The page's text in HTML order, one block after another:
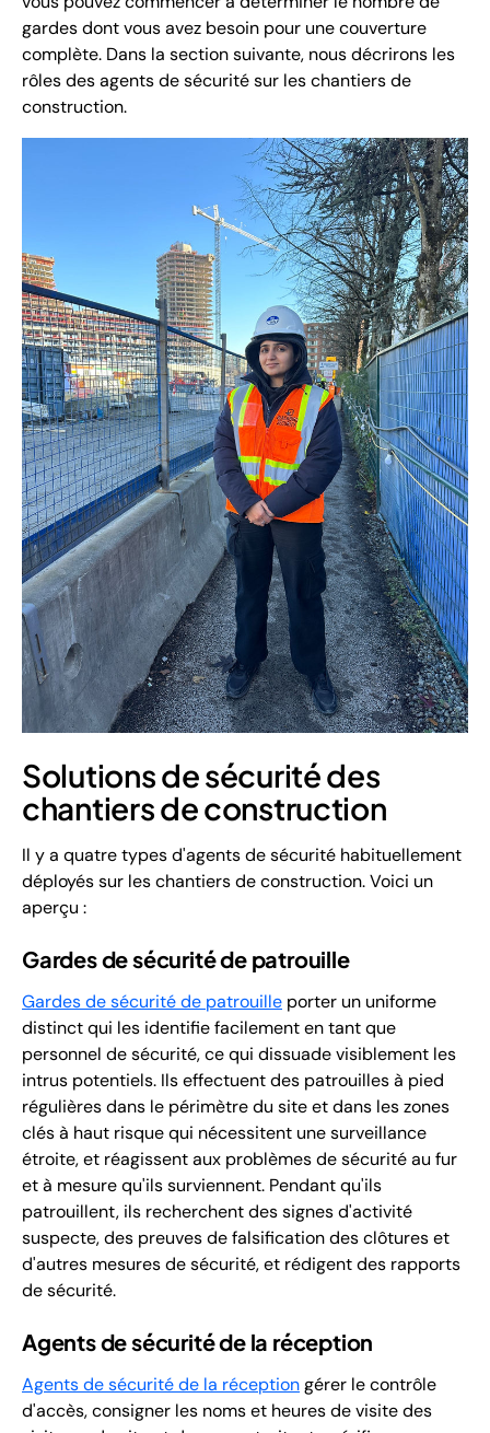
gardes dont vous avez besoin pour une couverture
complète. Dans la section suivante, nous décrirons les
rôles des agents de sécurité sur les chantiers de
construction.
Solutions de sécurité des
chantiers de construction
Il y a quatre types d'agents de sécurité habituellement
déployés sur les chantiers de construction. Voici un
aperçu :
Gardes de sécurité de patrouille
Gardes de sécurité de patrouille porter un uniforme
distinct qui les identifie facilement en tant que
personnel de sécurité, ce qui dissuade visiblement les
intrus potentiels. Ils effectuent des patrouilles à pied
régulières dans le périmètre du site et dans les zones
clés à haut risque qui nécessitent une surveillance
étroite, et réagissent aux problèmes de sécurité au fur
et à mesure qu'ils surviennent. Pendant qu'ils
patrouillent, ils recherchent des signes d'activité
suspecte, des preuves de falsification des clôtures et
d'autres mesures de sécurité, et rédigent des rapports
de sécurité.
Agents de sécurité de la réception
Agents de sécurité de la réceptiongérer le contrôle
d'accès, consigner les noms et heures de visite des